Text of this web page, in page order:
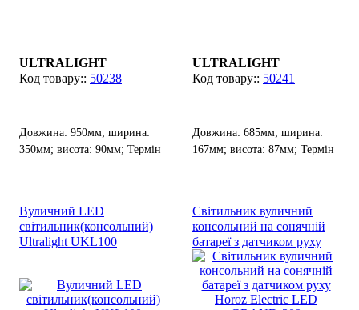
ULTRALIGHT
50238
Довжина: 950мм; ширина:
350мм; висота: 90мм; Термін
ULTRALIGHT
50241
Довжина: 685мм; ширина:
167мм; висота: 87мм; Термін
Вуличний LED
світильник(консольний)
Ultralight UKL100
Світильник вуличний
консольний на сонячній
батареї з датчиком руху
Horoz Electric LED
GRAND-300